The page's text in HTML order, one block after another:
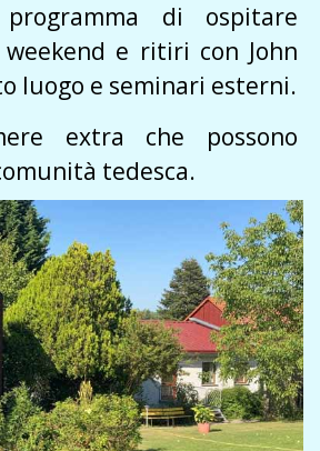
di ospitare
e ritiri con John
luogo e seminari esterni.
extra che possono
tedesca.